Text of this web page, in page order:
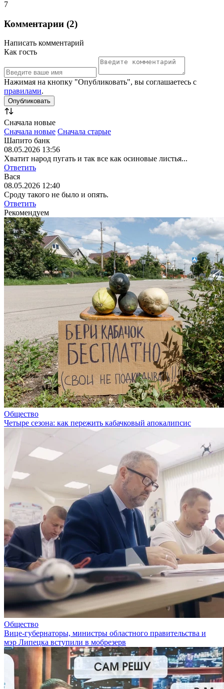
7
Комментарии (2)
Написать комментарий
Как гость
Нажимая на кнопку "Опубликовать", вы соглашаетесь с
правилами.
Сначала новые
Сначала новые Сначала старые
Шапито банк
08.05.2026 13:56
Хватит народ пугать и так все как осиновые листья...
Ответить
Вася
08.05.2026 12:40
Сроду такого не было и опять.
Ответить
Рекомендуем
Общество
Четыре сезона: как пережить кабачковый апокалипсис
Общество
Вице-губернаторы, министры областного правительства и
мэр Липецка вступили в мобрезерв